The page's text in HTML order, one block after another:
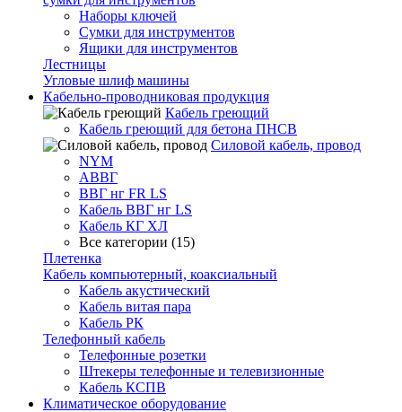
Наборы ключей
Сумки для инструментов
Ящики для инструментов
Лестницы
Угловые шлиф машины
Кабельно-проводниковая продукция
Кабель греющий
Кабель греющий для бетона ПНСВ
Силовой кабель, провод
NYM
АВВГ
ВВГ нг FR LS
Кабель ВВГ нг LS
Кабель КГ ХЛ
Все категории (15)
Плетенка
Кабель компьютерный, коаксиальный
Кабель акустический
Кабель витая пара
Кабель РК
Телефонный кабель
Телефонные розетки
Штекеры телефонные и телевизионные
Кабель КСПВ
Климатическое оборудование